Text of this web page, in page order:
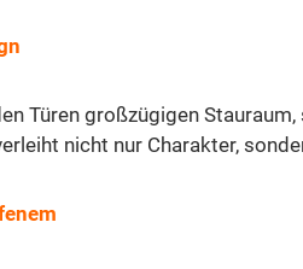
Türen großzügigen
nicht nur Charakter,